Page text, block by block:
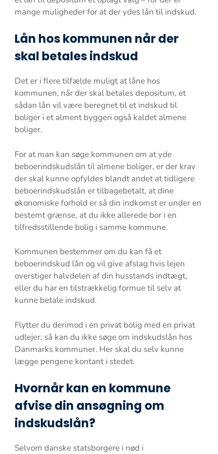
mange muligheder for at der ydes lån til indskud.
Lån hos kommunen når der
skal betales indskud
Det er i flere tilfælde muligt at låne hos
kommunen, når der skal betales depositum, et
sådan lån vil være beregnet til et indskud til
boliger i et alment byggeri også kaldet almene
boliger.
For at man kan søge kommunen om at yde
beboerindskudslån til almene boliger, er der krav
der skal kunne opfyldes blandt andet at tidligere
beboerindskudslån er tilbagebetalt, at dine
økonomiske forhold er så din indkomst er under en
bestemt grænse, at du ikke allerede bor i en
tilfredsstillende bolig i samme kommune.
Kommunen bestemmer om du kan få et
beboerindskud lån og vil give afslag hvis lejen
overstiger halvdelen af din husstands indtægt,
eller du har en tilstrækkelig formue til selv at
kunne betale indskud.
Flytter du derimod i en privat bolig med en privat
udlejer, så kan du ikke søge om indskudslån hos
Danmarks kommuner. Her skal du selv kunne
lægge pengene kontant i stedet.
Hvornår kan en kommune
afvise din ansøgning om
indskudslån?
Selvom danske statsborgere i nød i